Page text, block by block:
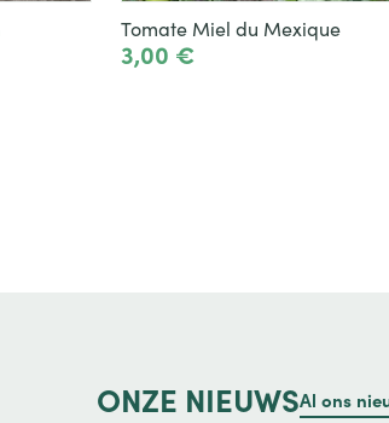
Tomate Miel du Mexique
3,00 €
ONZE NIEUWSAl ons